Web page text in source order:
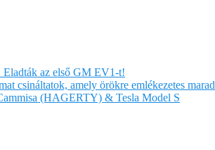
az első GM EV1-t!
csináltatok, amely örökre emlékezetes
(HAGERTY) & Tesla Model S